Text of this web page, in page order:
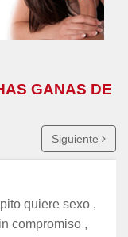
GANAS DE
Siguiente
quiere sexo ,
compromiso ,